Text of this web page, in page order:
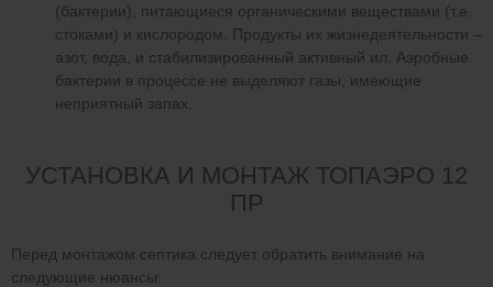
(бактерии), питающиеся органическими веществами (т.е.
стоками) и кислородом. Продукты их жизнедеятельности –
азот, вода, и стабилизированный активный ил. Аэробные
бактерии в процессе не выделяют газы, имеющие
неприятный запах.
УСТАНОВКА И МОНТАЖ ТОПАЭРО 12
ПР
Перед монтажом септика следует обратить внимание на
следующие нюансы: